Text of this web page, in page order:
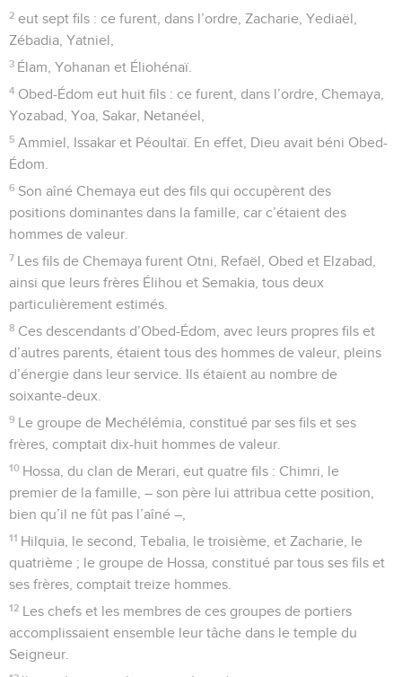
2 eut sept fils : ce furent, dans l’ordre, Zacharie, Yediaël,
Zébadia, Yatniel,
3 Élam, Yohanan et Éliohénaï.
4 Obed-Édom eut huit fils : ce furent, dans l’ordre, Chemaya,
Yozabad, Yoa, Sakar, Netanéel,
5 Ammiel, Issakar et Péoultaï. En effet, Dieu avait béni Obed-
Édom.
6 Son aîné Chemaya eut des fils qui occupèrent des
positions dominantes dans la famille, car c’étaient des
hommes de valeur.
7 Les fils de Chemaya furent Otni, Refaël, Obed et Elzabad,
ainsi que leurs frères Élihou et Semakia, tous deux
particulièrement estimés.
8 Ces descendants d’Obed-Édom, avec leurs propres fils et
d’autres parents, étaient tous des hommes de valeur, pleins
d’énergie dans leur service. Ils étaient au nombre de
soixante-deux.
9 Le groupe de Mechélémia, constitué par ses fils et ses
frères, comptait dix-huit hommes de valeur.
10 Hossa, du clan de Merari, eut quatre fils : Chimri, le
premier de la famille, – son père lui attribua cette position,
bien qu’il ne fût pas l’aîné –,
11 Hilquia, le second, Tebalia, le troisième, et Zacharie, le
quatrième ; le groupe de Hossa, constitué par tous ses fils et
ses frères, comptait treize hommes.
12 Les chefs et les membres de ces groupes de portiers
accomplissaient ensemble leur tâche dans le temple du
Seigneur.